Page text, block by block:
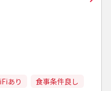
あり
食事条件良し